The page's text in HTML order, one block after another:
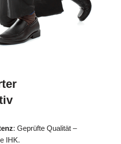
: Geprüfte Qualität –
IHK.